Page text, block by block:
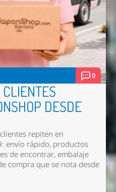
0
DESDE
repiten en
envío rápido, productos
de encontrar, embalaje
compra que se nota desde